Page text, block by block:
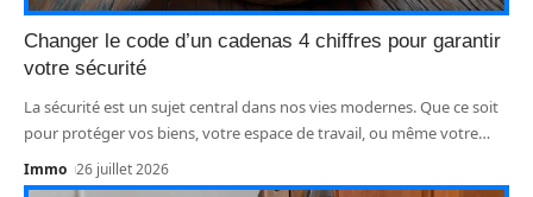
Changer le code d’un cadenas 4 chiffres pour garantir
votre sécurité
La sécurité est un sujet central dans nos vies modernes. Que ce soit
pour protéger vos biens, votre espace de travail, ou même votre…
Immo 26 juillet 2026